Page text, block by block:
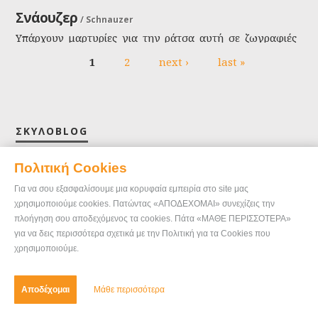
Πολιτική Cookies
Για να σου εξασφαλίσουμε μια κορυφαία εμπειρία στο site μας
χρησιμοποιούμε cookies. Πατώντας «ΑΠΟΔΕΧΟΜΑΙ» συνεχίζεις την
πλοήγηση σου αποδεχόμενος τα cookies. Πάτα «ΜΑΘΕ ΠΕΡΙΣΣΟΤΕΡΑ»
για να δεις περισσότερα σχετικά με την Πολιτική για τα Cookies που
χρησιμοποιούμε.
Αποδέχομαι Μάθε περισσότερα
Σνάουζερ / Schnauzer
Υπάρχουν μαρτυρίες για την ράτσα αυτή σε ζωγραφιές
του 16ου αιώνα. Είναι το πιο μικρό και το πιο δημοφιλές
1 2 next › last »
ΣΚΥΛΟBLOG